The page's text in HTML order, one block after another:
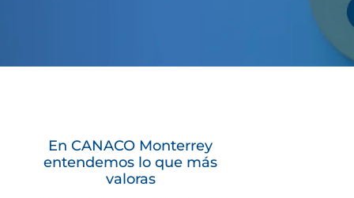
En CANACO Monterrey
entendemos lo que más
valoras